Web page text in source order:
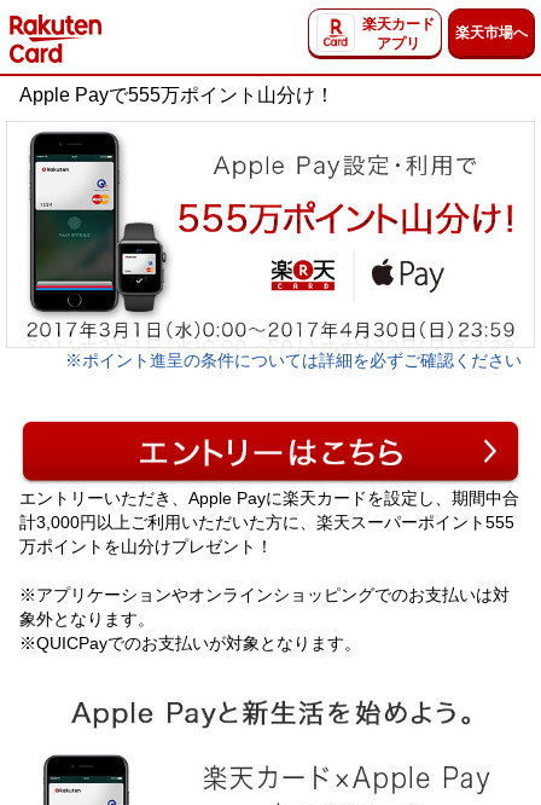
楽天カード
アプリ
楽天市場へ
Apple Payで555万ポイント山分け！
※ポイント進呈の条件については詳細を必ずご確認ください
エントリーいただき、Apple Payに楽天カードを設定し、期間中合
計3,000円以上ご利用いただいた方に、楽天スーパーポイント555
万ポイントを山分けプレゼント！
※アプリケーションやオンラインショッピングでのお支払いは対
象外となります。
※QUICPayでのお支払いが対象となります。